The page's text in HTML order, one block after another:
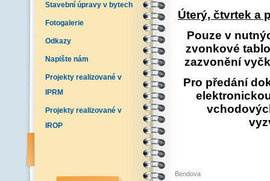
Stavební úpravy v bytech
Fotogalerie
Odkazy
Napište nám
Projekty realizované v
IPRM
Projekty realizované v
IROP
Úterý, čtvrtek a
Pouze v
zvonkové
zazvonění
Pro předání
Bendova